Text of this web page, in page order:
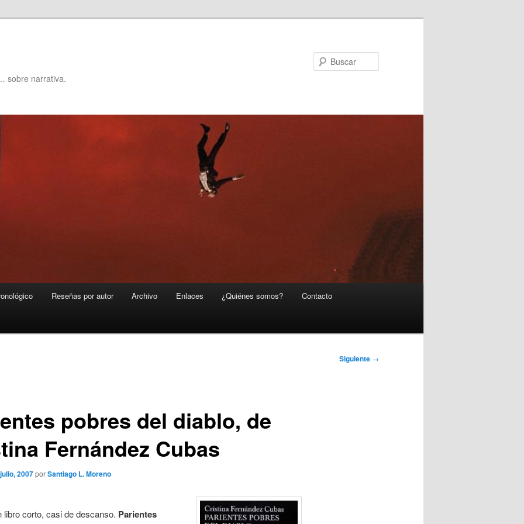
sobre narrativa.
Reseñas por autor Archivo Enlaces ¿Quiénes somos? Contacto
Siguiente →
pobres del diablo, de
Fernández Cubas
2007porSantiago L. Moreno
libro corto, casi de descanso. Parientes